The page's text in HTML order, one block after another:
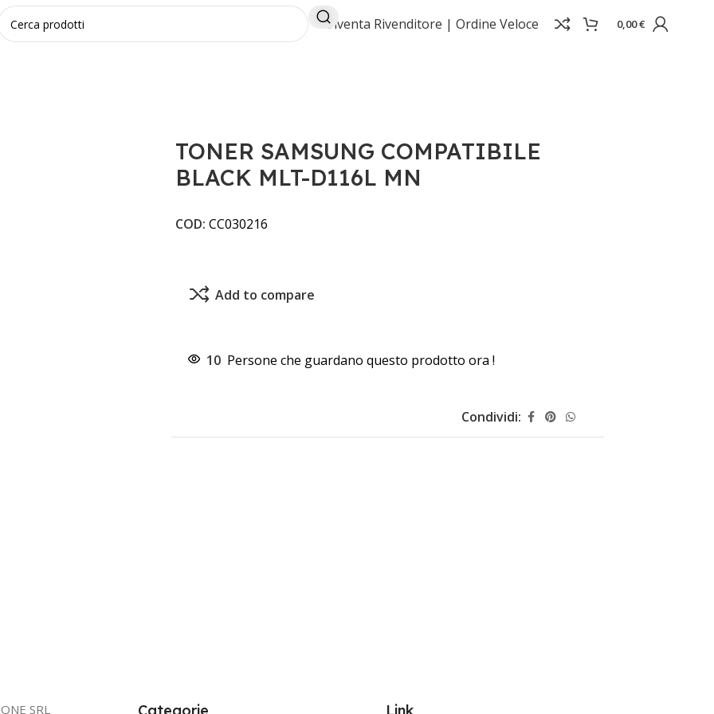
Diventa Rivenditore | Ordine Veloce 0,00€
TONER SAMSUNG COMPATIBILE BLACK MLT-D116L MN
TONER SAMSUNG COMPATIBILE
BLACK MLT-D116L MN
COD: CC030216
Add to compare
10 Persone che guardano questo prodotto ora !
Condividi:
SRL Categorie Link